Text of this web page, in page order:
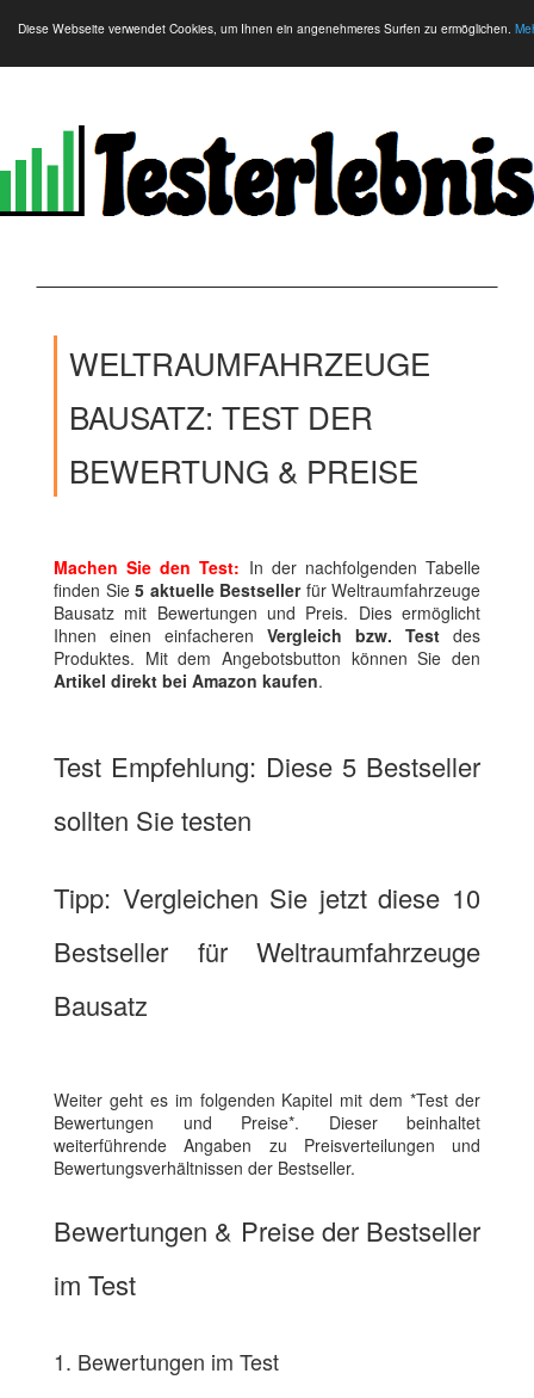
Diese Webseite verwendet Cookies, um Ihnen ein angenehmeres Surfen zu ermöglichen.
WELTRAUMFAHRZEUGE
BAUSATZ: TEST DER
BEWERTUNG & PREISE
Machen Sie den Test: In der nachfolgenden Tabelle
finden Sie5 aktuelle Bestsellerfür Weltraumfahrzeuge
Bausatz mit Bewertungen und Preis. Dies ermöglicht
Ihnen einen einfacheren Vergleich bzw. Test des
Produktes. Mit dem Angebotsbutton können Sie den
Artikel direkt bei Amazon kaufen.
Test Empfehlung: Diese 5 Bestseller
sollten Sie testen
Tipp: Vergleichen Sie jetzt diese 10
Bestseller für Weltraumfahrzeuge
Bausatz
Weiter geht es im folgenden Kapitel mit dem *Test der
Bewertungen und Preise*. Dieser beinhaltet
weiterführende Angaben zu Preisverteilungen und
Bewertungsverhältnissen der Bestseller.
Bewertungen & Preise der Bestseller
im Test
1. Bewertungen im Test